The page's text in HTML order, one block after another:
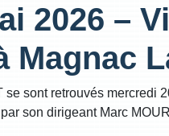
2026 –
Magnac
sont retrouvés mercredi
son dirigeant Marc